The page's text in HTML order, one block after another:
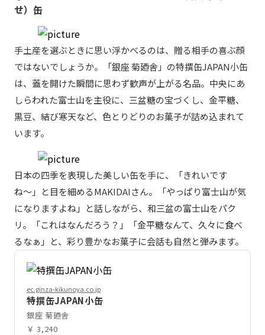
せ）缶
手土産を選ぶときに思い浮かべるのは、贈る相手の喜ぶ顔
ではないでしょうか。「銀座 菊廼舎」の特撰缶JAPAN小缶
は、蓋を開けた瞬間に思わず歓声が上がる名品。中央にあ
しらわれた富士山を主役に、三盆糖の宝づくし、金平糖、
黒豆、結び寒天など、色とりどりのお菓子が詰め込まれて
います。
日本の四季を表現した美しい缶を手に、「きれいです
ね〜」と目を細めるMAKIDAIさん。「やっぱり富士山が気
になりますよね」と話しながら、和三盆の富士山をパク
リ。「これはなんだろう？」「金平糖なんて、久々に食べ
るなぁ」と、彩り豊かなお菓子に会話も自然と弾みます。
ec.ginza-kikunoya.co.jp
特撰缶JAPAN小缶
銀座 菊廼舎
￥ 3,240